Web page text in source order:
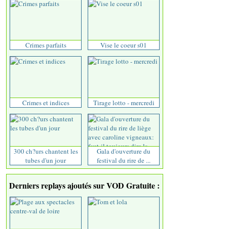
Crimes parfaits Vise le coeur s01
Crimes et indices Tirage lotto - mercredi
300 ch?urs chantent les
tubes d'un jour
Gala d'ouverture du
festival du rire de ...
Derniers replays ajoutés sur VOD Gratuite :